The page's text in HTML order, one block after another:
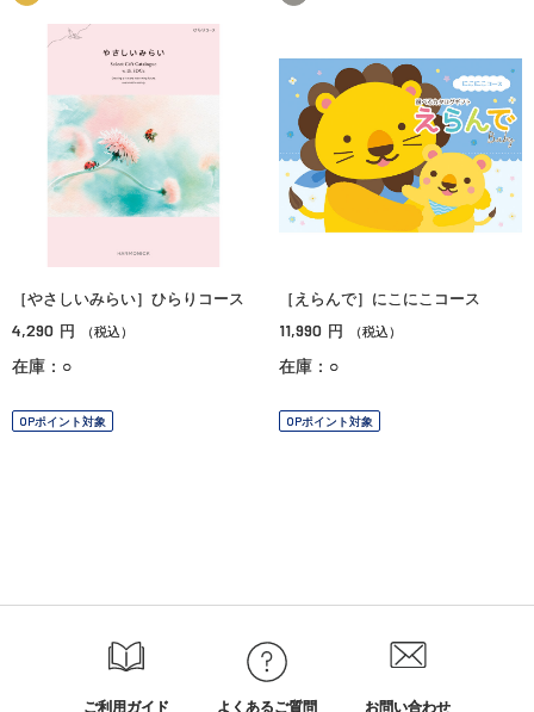
［やさしいみらい］ひらりコース
4,290 円 （税込）
在庫：○
OPポイント対象
［えらんで］にこにこコース
11,990 円 （税込）
在庫：○
OPポイント対象
ご利用ガイド よくあるご質問 お問い合わせ